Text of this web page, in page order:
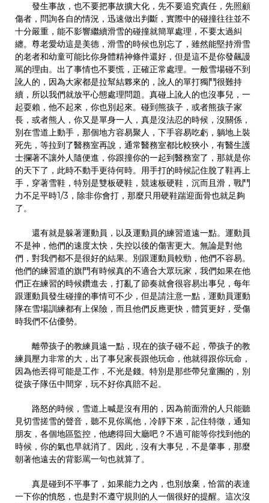
發生事故，也不要把事故擴大化，先不要追究責任，先照顧
傷者，問詢各自的情況，迅速做出判斷，實際中的碰撞往往並不
十分嚴重，能不影響繼續滑雪的碰撞就簡單處理，不要太過糾
纏。尊老愛幼這是美德，滑雪的時候也別忘了，雖然能堅持滑雪
的老者和幼童可能比你身體精神條件還好，但是這不是你發飆謾
駡的理由。出了事情也不要慌，正確正常處理。一般雪場碰不到
訛人的，因為大家都是拉幫結夥來的，訛人的單打獨鬥很難持
續，所以我們就放平心態處理問題。真碰上訛人的也沒事兒，一
起耍賴，他不起來，你也別起來。碰到熊孩子，或者熊孩子家
長，或者熊人，你又是單身一人，真是沒法忍的時候，沒關係，
別在雪道上動手，那個地方容易聚人，下手容易吃虧，躺地上裝
死先，等拉到了醫務室再說，通常醫務室都比較狹小，有醫生護
士攔著不讓外人隨便進，你跟撞你的一起到醫務室了，那就是你
的天下了，此時不動手更待何時。用手打的時候記住脫了鞋再上
手，穿著雪鞋，特別是雙板硬鞋，競速板硬鞋，沉而且滑，戰鬥
力不足平時1/3，除非你會打，那麼只用硬鞋踹迎面骨也就足夠
了。
還有就是躲著運動員，以及運動員的練習道遠一點。運動員
不是神，他們的速度太快，失控以後的傷害更大。無論是對他
們，對我們都不是很好的結果。別跟運動員較勁，他們不容易。
他們的練習道的旗門有時候真的不適合大眾玩家，我們如果在他
們正在練習的時候鑽進去，打亂了節奏就會很容易出事兒，每年
跟運動員發生碰撞的事情可不少，但是請注意一點，運動員運動
隊在雪場訓練都有上保險，而且他們反應更快，體質更好，受傷
時我們不佔優勢。
離帶孩子的教練員遠一點，現在的孩子碰不起，帶孩子的教
練員壓力非常的大，出了事兒家長跟他玩命，他就得跟你玩命，
因為他丟得可能是工作，不光是錢。特別是那些帶兒童團的，別
從孩子隊伍中間穿，玩不好你真賠不起。
路怒的時候，雪道上喊是沒有用的，因為前面滑的人只能聽
見切雪搓雪的聲音，聽不見你罵他，冷靜下來，記住特徵，通知
朋友，各個地區監控，他總得回大廳吧？不過可能等你找到他的
時候，你的氣也早就消了。因此，沒有大事兒，不是肇事，那麼
朝著他遠去的背影罵一句也就算了。
真是碰到不平事了，如果能力之內，也別放棄，恰當的表達
一下你的憤怒，也是對不遵守規則的人一個很好的提醒。這次沒